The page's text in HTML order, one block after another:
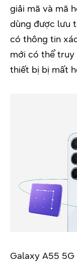
giải mã và mã
dùng được lưu
có thông tin
mới có thể truy
thiết bị bị mất
Galaxy A55